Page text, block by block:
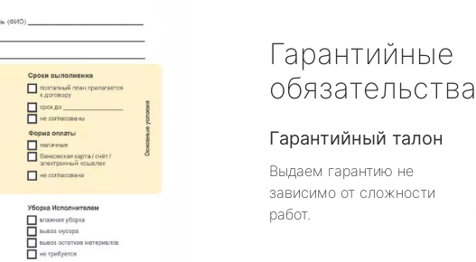
Гарантийные
обязательства
Гарантийный талон
Выдаем гарантию не
зависимо от сложности
работ.